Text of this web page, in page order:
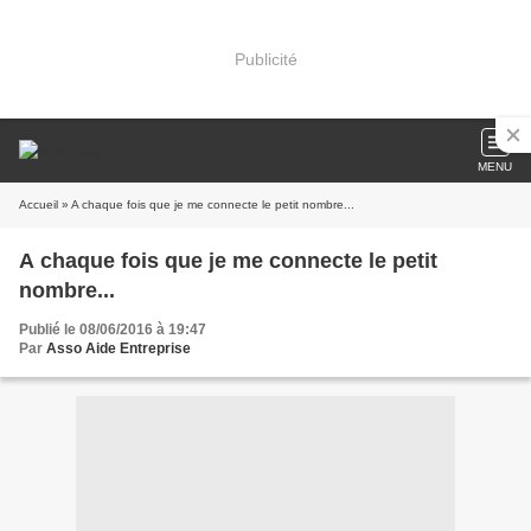
Publicité
MENU
Accueil » A chaque fois que je me connecte le petit nombre...
A chaque fois que je me connecte le petit
nombre...
Publié le 08/06/2016 à 19:47
Par Asso Aide Entreprise